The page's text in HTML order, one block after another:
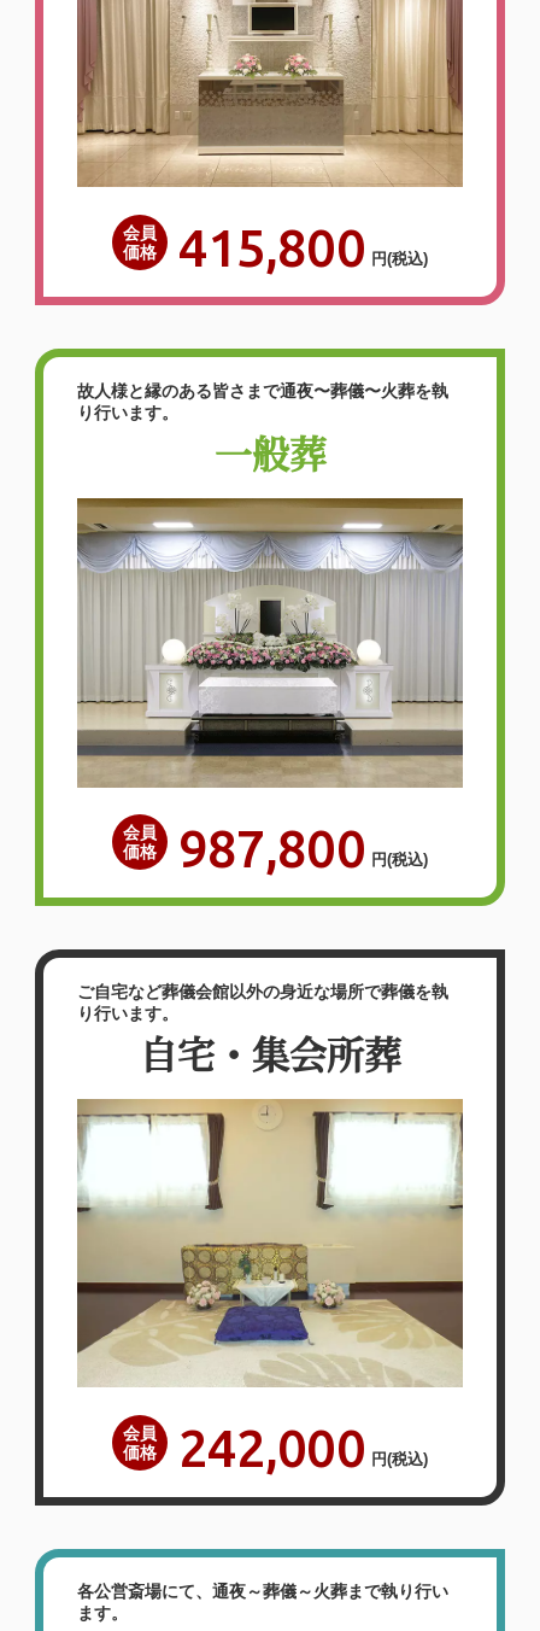
会員
価格
415,800 円(税込)
故人様と縁のある皆さまで通夜〜葬儀〜火葬を執
り行います。
一般葬
会員
価格
987,800 円(税込)
ご自宅など葬儀会館以外の身近な場所で葬儀を執
り行います。
自宅・集会所葬
会員
価格
242,000 円(税込)
各公営斎場にて、通夜～葬儀～火葬まで執り行い
ます。